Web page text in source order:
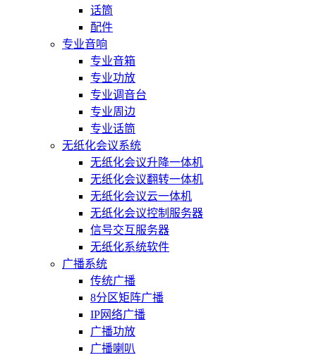
话筒
配件
专业音响
专业音箱
专业功放
专业调音台
专业周边
专业话筒
无纸化会议系统
无纸化会议升降一体机
无纸化会议翻转一体机
无纸化会议云一体机
无纸化会议控制服务器
信号交互服务器
无纸化系统软件
广播系统
传统广播
8分区矩阵广播
IP网络广播
广播功放
广播喇叭